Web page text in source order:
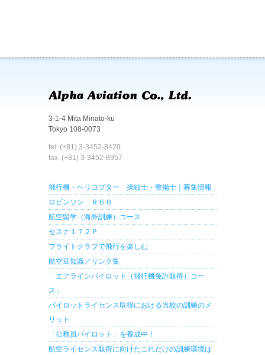
3-1-4 Mita Minato-ku
Tokyo 108-0073
tel: (+81) 3-3452-8420
fax: (+81) 3-3452-8957
飛行機・ヘリコプター 操縦士・整備士｜募集情報
ロビンソン Ｒ６６
航空留学（海外訓練）コース
セスナ１７２Ｐ
フライトクラブで飛行を楽しむ
航空豆知識／リンク集
「エアラインパイロット（飛行機免許取得）コー
ス」
パイロットライセンス取得における当校の訓練のメ
リット
「公務員パイロット」を養成中！
航空ライセンス取得に向けたこれだけの訓練環境は